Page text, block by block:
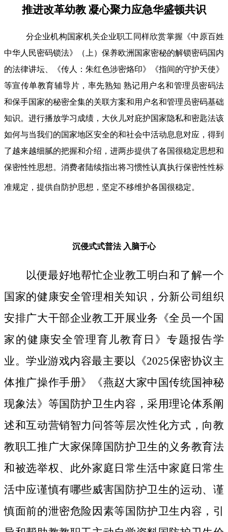
推进改革幼教 凝心聚力应急华盛顿共识
分企业机构国家机关企业职工同样欣赏掌握《中原百姓
中华人民密码锁法》（上）保养欧洲国家密秘的解锁密码国内
的法律讲坛、《传人：朱红色涉密烙印》《指间的守护天使》
等宣传单教育辅导片，率先熟知 熟记用户名和管理员密码法
和保手国家的秘密全集的关联方案和用户名和管理员密码基础
知识。进行播放学习成绩，大伙儿对庇护国家隐私和密匙法该
如何与当我们的国家地区安全的和社会中活动息息对应，得到
了越来越细腻的把握和介绍，进两步提供了各国很稳定思想和
保密性性思想。消费者陆续指出将习惯性认真执行保密性性标
准规定，提供自防护思想，坚定不移维护各国很稳定。
沉侵式式普法 入脑于心
以便最好地帮忙企业教工明白和了解一个
国家的健康安全管理相关知识，分新公司组织
安排广大干部企业教工开展业务《全员一个国
家的健康安全管理育儿教育日》专题报告学
业。学业游戏内容最主要以《2025保密协议主
体推广操作手册》《燕赵大家中国传统国神秘
现象法》等国防护卫生内容，采用理论体系阐
述和互动营销智力问答等层次性化方式，向教
教职工推广大家保障国防护卫生的义务教育法
和被选举权、此外家庭日常生活中家庭日常生
活中应谨慎有哪些威害国防护卫生的运动、谨
慎面前的泄密危险因素等国防护卫生内容，引